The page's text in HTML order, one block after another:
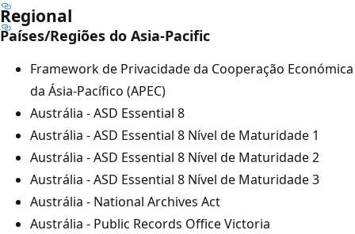
Regional
Países/Regiões do Asia-Pacific
Framework de Privacidade da Cooperação Económica
da Ásia-Pacífico (APEC)
Austrália - ASD Essential 8
Austrália - ASD Essential 8 Nível de Maturidade 1
Austrália - ASD Essential 8 Nível de Maturidade 2
Austrália - ASD Essential 8 Nível de Maturidade 3
Austrália - National Archives Act
Austrália - Public Records Office Victoria